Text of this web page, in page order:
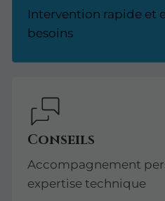
Intervention rapide et
besoins
Conseils
Accompagnement
expertise technique